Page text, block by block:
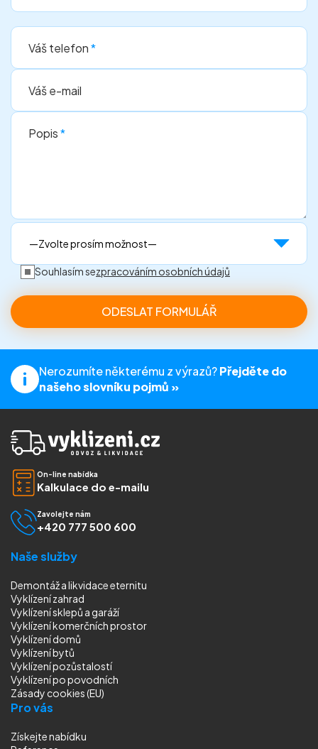
Váš telefon*
Váš e-mail
Popis*
Souhlasím sezpracováním osobních údajů
Nerozumíte některému z výrazů?Přejděte do
našeho slovníku pojmů »
On-line nabídka
Kalkulace do e-mailu
Zavolejte nám
+420 777 500 600
Naše služby
Demontáž a likvidace eternitu
Vyklízení zahrad
Vyklízení sklepů a garáží
Vyklízení komerčních prostor
Vyklízení domů
Vyklízení bytů
Vyklízení pozůstalostí
Vyklízenípo povodních
Zásady cookies (EU)
Pro vás
Získejte nabídku